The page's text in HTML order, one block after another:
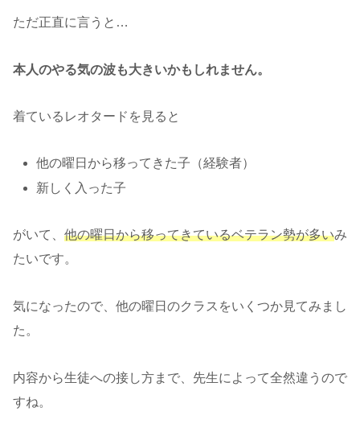
ただ正直に言うと…
本人のやる気の波も大きいかもしれません。
着ているレオタードを見ると
他の曜日から移ってきた子（経験者）
新しく入った子
がいて、 他の曜日から移ってきているベテラン勢が多いみ
たいです。
気になったので、他の曜日のクラスをいくつか見てみまし
た。
内容から生徒への接し方まで、先生によって全然違うので
すね。